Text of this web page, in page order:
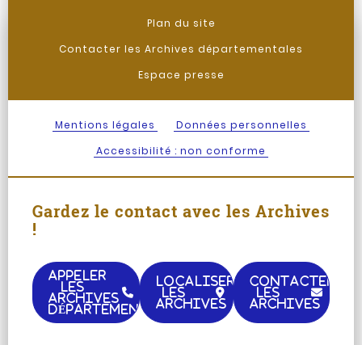
Plan du site
Contacter les Archives départementales
Espace presse
Mentions légales
Données personnelles
Accessibilité : non conforme
Gardez le contact avec les Archives
!
APPELER
LES
ARCHIVES
DÉPARTEMENTALES
LOCALISER
LES
ARCHIVES
CONTACTER
LES
ARCHIVES